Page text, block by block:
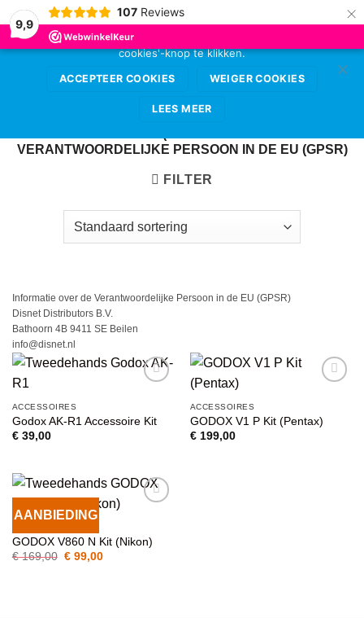
9,9
107 Reviews ×
0
VERANTWOORDELIJKE PERSOON IN DE EU (GPSR)
FILTER
Informatie over de Verantwoordelijke Persoon in de EU (GPSR)
Disnet Distributors B.V.
Bathoorn 4B 9411 SE Beilen
info@disnet.nl
WENSENLIJST
ACCESSOIRES
Godox AK-R1 Accessoire Kit
€39,00
WENSENLIJST
ACCESSOIRES
GODOX V1 P Kit (Pentax)
€199,00
AANBIEDINGVOEG TOE
WENSENLIJST
GODOX V860 N Kit (Nikon)
€169,00 Oorspronkelijke
€99,00Huidige
Deze website gebruikt cookies voor de beste
gebruikerservaring. Sta deze toe door op de 'accepteer
cookies'-knop te klikken.
ACCEPTEER COOKIES WEIGER COOKIES
LEES MEER